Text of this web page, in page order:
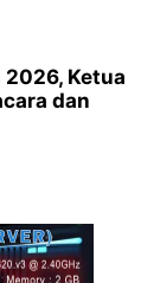
Ketua
dan